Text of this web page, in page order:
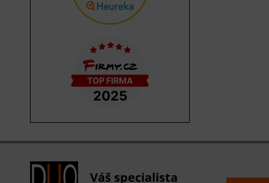
Váš specialista